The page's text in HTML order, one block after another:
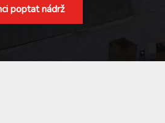
poptat nádrž